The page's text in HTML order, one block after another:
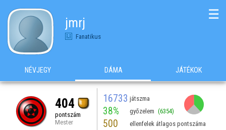
jmrj
Fanatikus
☰
NÉVJEGY DÁMA JÁTÉKOK
404
pontszám
Mester
16733 játszma
38% győzelem (6354)
500 ellenfelek átlagos pontszáma